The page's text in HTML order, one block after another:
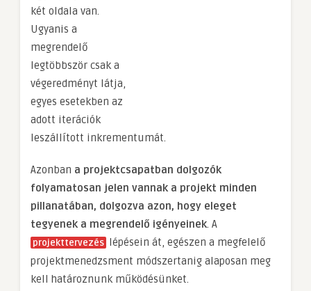
két oldala van.
Ugyanis a
megrendelő
legtöbbször csak a
végeredményt látja,
egyes esetekben az
adott iterációk
leszállított inkrementumát.
Azonban a projektcsapatban dolgozók
folyamatosan jelen vannak a projekt minden
pillanatában, dolgozva azon, hogy eleget
tegyenek a megrendelő igényeinek. A
projekttervezés lépésein át, egészen a megfelelő
projektmenedzsment módszertanig alaposan meg
kell határoznunk működésünket.